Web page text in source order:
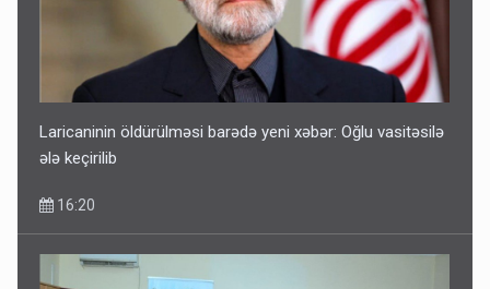
Laricaninin öldürülməsi barədə yeni xəbər: Oğlu vasitəsilə
ələ keçirilib
16:20